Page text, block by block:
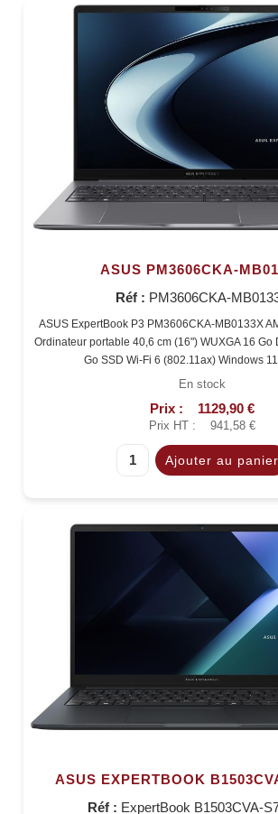
ASUS PM3606CKA-
Réf : PM3606CKA-
ASUS ExpertBook P3 PM3606CKA-MB0133X
Ordinateur portable 40,6 cm (16") WUXGA 16 Go
Go SSD Wi-Fi 6 (802.11ax) Windows
En stock
Prix : 1129,90 €
Prix HT : 941,58 €
ASUS EXPERTBOOK
Réf : ExpertBook B1503CVA-